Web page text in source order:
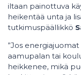
iltaan painottuva
heikentää unta ja
tutkimuspäällikkö
”Jos
aamupalan tai
heikkenee, mikä